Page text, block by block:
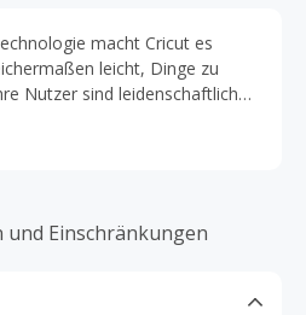
macht Cricut es
leicht, Dinge zu
Nutzer sind leidenschaftlich
und Einschränkungen